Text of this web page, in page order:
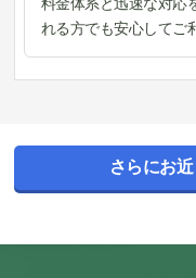
れる方でも安心してご
さらにお